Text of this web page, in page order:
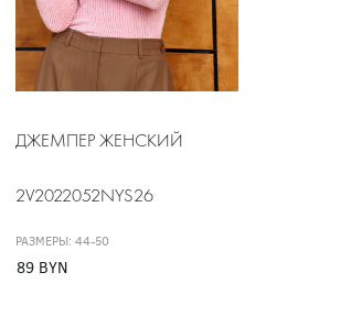
ДЖЕМПЕР ЖЕНСКИЙ
2V2022052NYS26
РАЗМЕРЫ: 44-50
89 BYN